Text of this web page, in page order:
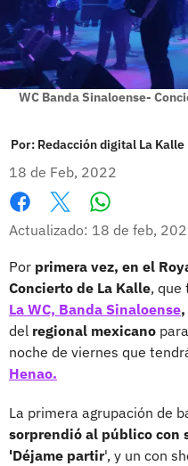
WC Banda Sinaloense-
Por: Redacción digital La Kalle
18 de Feb, 2022
Facebook
X
Actualizado: 18 de feb,
Por primera vez, en el
Concierto de La Kalle, que
La WC, Banda Sinaloense,
del regional mexicano
noche de viernes que
Henao.
La primera agrupación de
sorprendió al público con
'Déjame partir', y un con